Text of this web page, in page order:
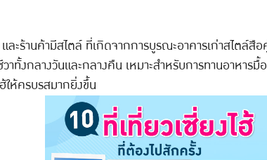
ละร้านค้ามีสไตล์ ที่เกิดจากการบูรณะอาคารเก่าสไต
ทั้งกลางวันและกลางคืน เหมาะสำหรับการทานอาหา
ให้ครบรสมากยิ่งขึ้น